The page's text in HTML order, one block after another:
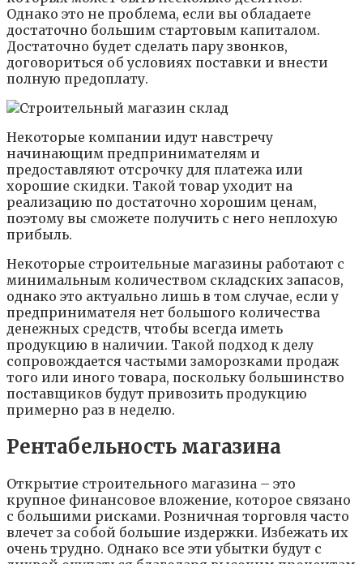
Однако это не проблема, если вы обладаете
достаточно большим стартовым капиталом.
Достаточно будет сделать пару звонков,
договориться об условиях поставки и внести
полную предоплату.
Некоторые компании идут навстречу
начинающим предпринимателям и
предоставляют отсрочку для платежа или
хорошие скидки. Такой товар уходит на
реализацию по достаточно хорошим ценам,
поэтому вы сможете получить с него неплохую
прибыль.
Некоторые строительные магазины работают с
минимальным количеством складских запасов,
однако это актуально лишь в том случае, если у
предпринимателя нет большого количества
денежных средств, чтобы всегда иметь
продукцию в наличии. Такой подход к делу
сопровождается частыми заморозками продаж
того или иного товара, поскольку большинство
поставщиков будут привозить продукцию
примерно раз в неделю.
Рентабельность магазина
Открытие строительного магазина – это
крупное финансовое вложение, которое связано
с большими рисками. Розничная торговля часто
влечет за собой большие издержки. Избежать их
очень трудно. Однако все эти убытки будут с